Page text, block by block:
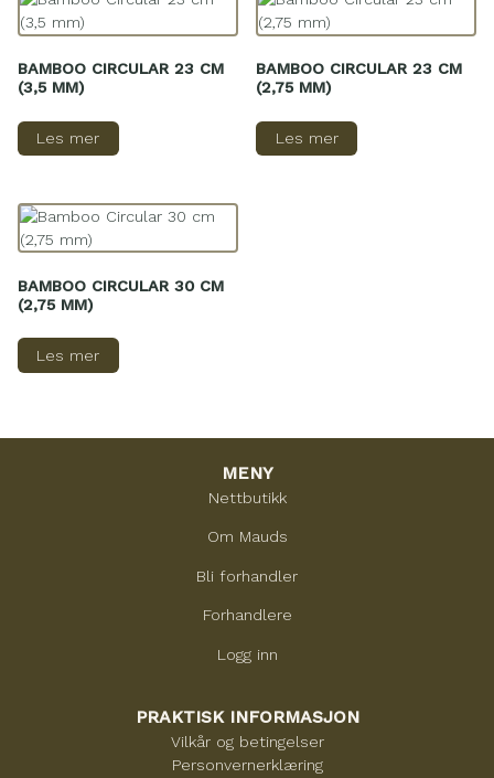
BAMBOO CIRCULAR 23 CM
(3,5 MM)
Les mer
BAMBOO CIRCULAR 23 CM
(2,75 MM)
Les mer
BAMBOO CIRCULAR 30 CM
(2,75 MM)
Les mer
MENY
Nettbutikk
Om Mauds
Bli forhandler
Forhandlere
Logg inn
PRAKTISK INFORMASJON
Vilkår og betingelser
Personvernerklæring